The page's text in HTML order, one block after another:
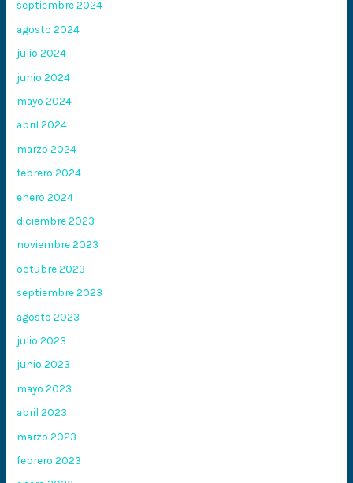
septiembre 2024
agosto 2024
julio 2024
junio 2024
mayo 2024
abril 2024
marzo 2024
febrero 2024
enero 2024
diciembre 2023
noviembre 2023
octubre 2023
septiembre 2023
agosto 2023
julio 2023
junio 2023
mayo 2023
abril 2023
marzo 2023
febrero 2023